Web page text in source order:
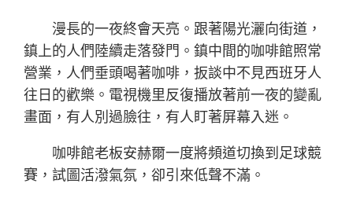
漫長的一夜終會天亮。跟著陽光灑向街道，
鎮上的人們陸續走落發門。鎮中間的咖啡館照常
營業，人們垂頭喝著咖啡，扳談中不見西班牙人
往日的歡樂。電視機里反復播放著前一夜的變亂
畫面，有人別過臉往，有人盯著屏幕入迷。
咖啡館老板安赫爾一度將頻道切換到足球競
賽，試圖活潑氣氛，卻引來低聲不滿。